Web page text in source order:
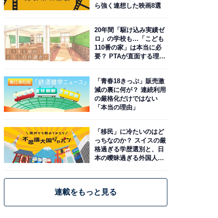
ら強く連想した映画8選
20年間「駆け込み実績ゼ
ロ」の学校も…「こども
110番の家」は本当に必
要？ PTAが直面する理想
「青春18きっぷ」販売激
減の裏に何が？ 連続利用
の厳格化だけではない
「本当の理由」
「移民」に冷たいのはど
っちなのか？ スイスの厳
格過ぎる学歴選別と、日
本の曖昧過ぎる外国人政
連載をもっと見る